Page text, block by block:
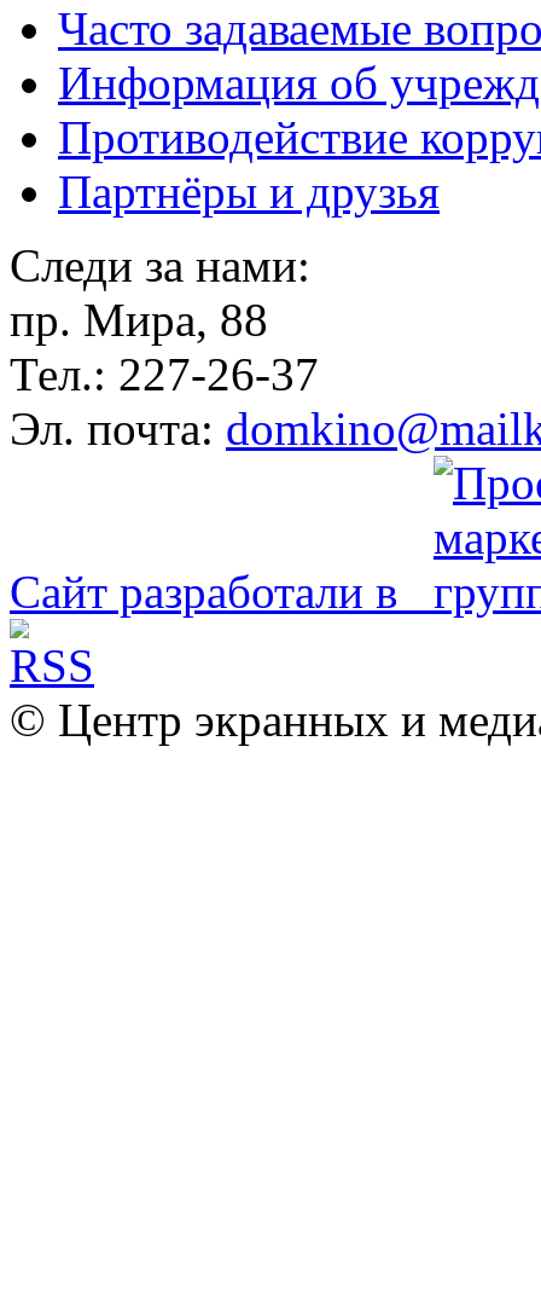
Часто задаваемые
Информация об
Противодействие
Партнёры и друзья
Следи за нами:
пр. Мира, 88
Тел.: 227-26-37
Эл. почта:
Сайт разработали в
© Центр экранных и